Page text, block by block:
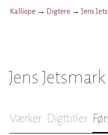
Kalliope → Digtere →Jens
Jens Jetsmark
Værker Digttitler